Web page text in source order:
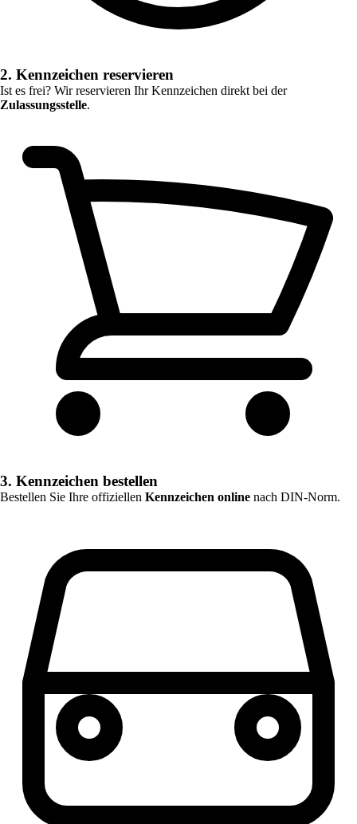
2. Kennzeichen reservieren
Ist es frei? Wir reservieren Ihr Kennzeichen direkt bei der
Zulassungsstelle.
3. Kennzeichen bestellen
Bestellen Sie Ihre offiziellen Kennzeichen online nach DIN-Norm.